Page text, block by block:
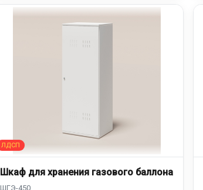
Шкаф для хранения газового баллона